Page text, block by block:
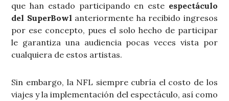
que han estado participando en este espectáculo
del SuperBowl anteriormente ha recibido ingresos
por ese concepto, pues el solo hecho de participar
le garantiza una audiencia pocas veces vista por
cualquiera de estos artistas.
Sin embargo, la NFL siempre cubría el costo de los
viajes y la implementación del espectáculo, así como